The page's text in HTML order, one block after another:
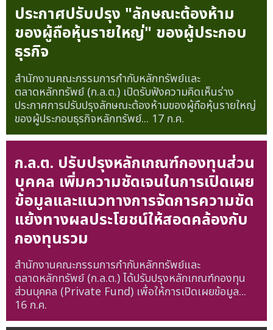
ประกาศปรับปรุง "ลักษณะต้องห้าม
ของผู้ถือหุ้นรายใหญ่" ของผู้ประกอบ
ธุรกิจ
สำนักงานคณะกรรมการกำกับหลักทรัพย์และ
ตลาดหลักทรัพย์ (ก.ล.ต.) เปิดรับฟังความคิดเห็นร่าง
ประกาศการปรับปรุงลักษณะต้องห้ามของผู้ถือหุ้นรายใหญ่
ของผู้ประกอบธุรกิจหลักทรัพย์... 17 ก.ค.
ก.ล.ต. ปรับปรุงหลักเกณฑ์กองทุนส่วน
บุคคล เพิ่มความชัดเจนในการเปิดเผย
ข้อมูลและแนวทางการจัดการความขัด
แย้งทางผลประโยชน์ให้สอดคล้องกับ
กองทุนรวม
สำนักงานคณะกรรมการกำกับหลักทรัพย์และ
ตลาดหลักทรัพย์ (ก.ล.ต.) ได้ปรับปรุงหลักเกณฑ์กองทุน
ส่วนบุคคล (Private Fund) เพื่อให้การเปิดเผยข้อมูล...
16 ก.ค.